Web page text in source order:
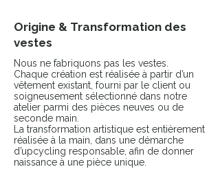
Origine & Transformation des
vestes
Nous ne fabriquons pas les vestes.
Chaque création est réalisée à partir d’un
vêtement existant, fourni par le client ou
soigneusement sélectionné dans notre
atelier parmi des pièces neuves ou de
seconde main.
La transformation artistique est entièrement
réalisée à la main, dans une démarche
d’upcycling responsable, afin de donner
naissance à une pièce unique.